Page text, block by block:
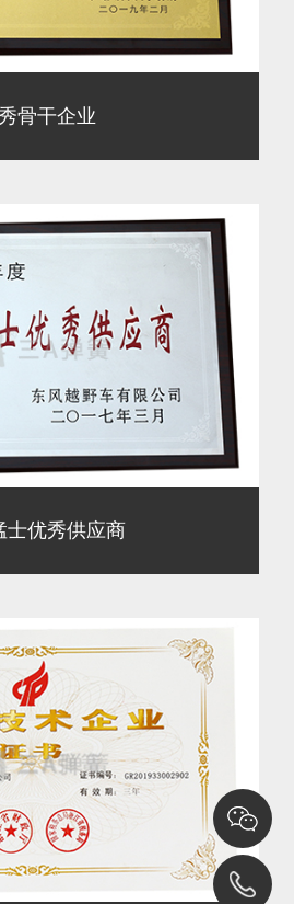
骨干企业
士优秀供应商